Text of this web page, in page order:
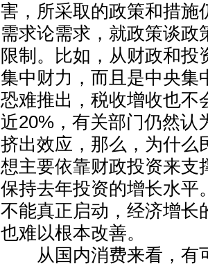
害，所采取的政策和措施
需求论需求，就政策谈
限制。比如，从财政和
集中财力，而且是中央集
恐难推出，税收增收也不
近20%，有关部门仍然认
挤出效应，那么，为什么
想主要依靠财政投资来支
保持去年投资的增长水平
不能真正启动，经济增长
也难以根本改善。
从国内消费来看，有